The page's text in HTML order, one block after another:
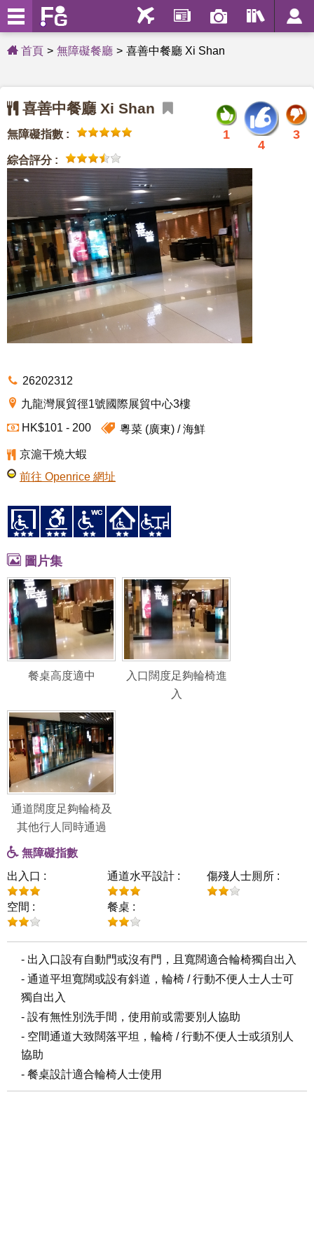
首頁 無障礙餐廳 喜善中餐廳 Xi Shan
3
4
1
喜善中餐廳 Xi Shan
無障礙指數 :
綜合評分 :
26202312
九龍灣展貿徑1號國際展貿中心3樓
HK$101 - 200
粵菜 (廣東) 海鮮
京滬干燒大蝦
前往 Openrice 網址
圖片集
餐桌高度適中
入口闊度足夠輪椅進
入
通道闊度足夠輪椅及
其他行人同時通過
無障礙指數
出入口 :
通道水平設計 : 傷殘人士厠所 :
空間 : 餐桌 :
- 出入口設有自動門或沒有門，且寬闊適合輪椅獨自出入
- 通道平坦寬闊或設有斜道，輪椅 / 行動不便人士人士可
獨自出入
- 設有無性別洗手間，使用前或需要別人協助
- 空間通道大致闊落平坦，輪椅 / 行動不便人士或須別人
協助
- 餐桌設計適合輪椅人士使用